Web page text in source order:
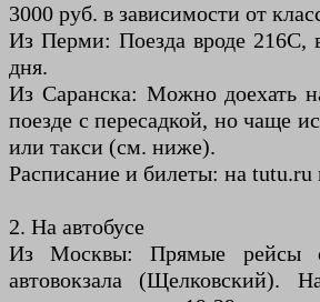
3000 руб. в зависимости от
Из Перми: Поезда вроде 216С,
дня.
Из Саранска: Можно доехать
поезде с пересадкой, но чаще
или такси (см. ниже).
Расписание и билеты: на tutu.ru
2. На автобусе
Из Москвы: Прямые рейсы
автовокзала (Щелковский).